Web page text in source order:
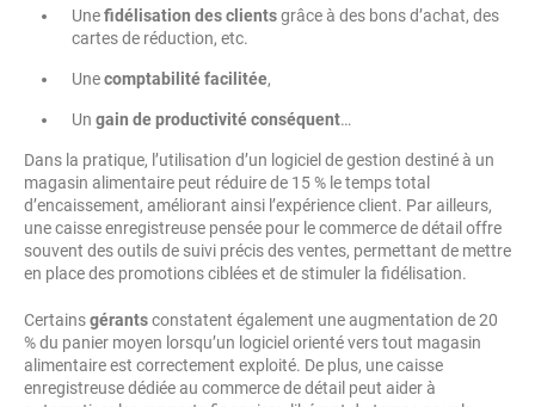
Unefidélisation des clientsgrâce à des bons d’achat, des
cartes de réduction, etc.
Unecomptabilité facilitée,
Un gain de productivité conséquent…
Dans la pratique, l’utilisation d’un logiciel de gestion destiné à un
magasin alimentaire peut réduire de 15 % le temps total
d’encaissement, améliorant ainsi l’expérience client. Par ailleurs,
une caisse enregistreuse pensée pour le commerce de détail offre
souvent des outils de suivi précis des ventes, permettant de mettre
en place des promotions ciblées et de stimuler la fidélisation.
Certainsgérantsconstatent également une augmentation de 20
% du panier moyen lorsqu’un logiciel orienté vers tout magasin
alimentaire est correctement exploité. De plus, une caisse
enregistreuse dédiée au commerce de détail peut aider à